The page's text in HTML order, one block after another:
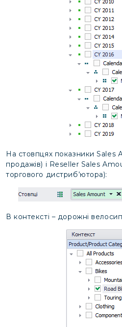
На стовпцях показники Sales
продажів) і Reseller Sales
торгового дистриб’ютора):
В контексті – дорожні